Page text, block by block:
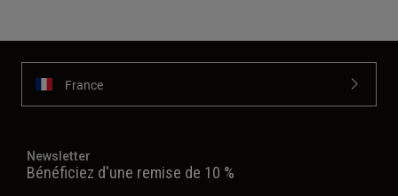
France
Newsletter
Bénéficiez d'une remise de 10 %